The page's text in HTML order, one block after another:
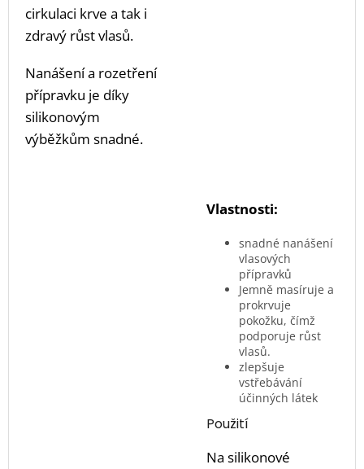
cirkulaci krve a tak i
zdravý růst vlasů.
Nanášení a rozetření
přípravku je díky
silikonovým
výběžkům snadné.
Vlastnosti:
snadné nanášení
vlasových
přípravků
Jemně masíruje a
prokrvuje
pokožku, čímž
podporuje růst
vlasů.
zlepšuje
vstřebávání
účinných látek
Použití
Na silikonové